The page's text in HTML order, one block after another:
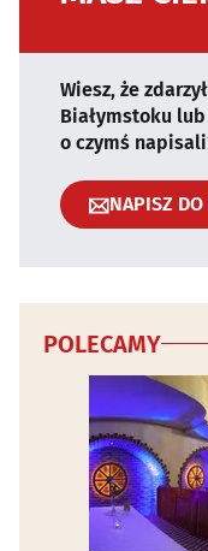
Wiesz, że
Białymstoku
o czymś
NAPISZ DO
POLECAMY